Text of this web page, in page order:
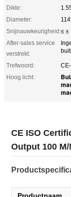
Dikte:
Diameter:
Snijnauwkeurigheid:≤ ±
After-sales service
verstrekt:
Trefwoord:
Hoog licht:
CE ISO
Output 100 M/